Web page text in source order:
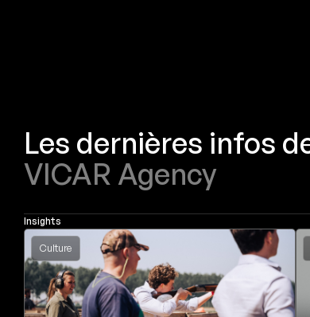
Les dernières infos
VICAR Agency
Insights
Culture